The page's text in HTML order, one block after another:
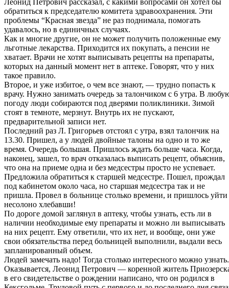
Леонид Петрович рассказал, с какими вопросами он хотел бы
обратиться к председателю комитета здравоохранения. Эти
проблемы “Красная звезда” не раз поднимала, помогать
удавалось, но в единичных случаях.
Как и многие другие, он не может получить положенные ему
льготные лекарства. Приходится их покупать, а пенсии не
хватает. Врачи не хотят выписывать рецепты на препараты,
которых на данный момент нет в аптеке. Говорят, что у них
такое правило.
Второе, и уже избитое, о чем все знают, — трудно попасть к
врачу. Нужно занимать очередь за талончиком с 6 утра. В
погоду люди собираются под дверями поликлиники. Зимой
стоят в темноте, мерзнут. Внутрь их не пускают,
предварительной записи нет.
Последний раз Л. Григорьев отстоял с утра, взял талончик на
13.30. Пришел, а у людей двойные талоны на одно и то же
время. Очередь большая. Пришлось ждать больше часа. Когда,
наконец, зашел, то врач отказалась выписать рецепт, объяснив,
что она на приеме одна и без медсестры просто не успевает.
Предложила обратиться к старшей медсестре. Пошел, прождал
под кабинетом около часа, но старшая медсестра так и не
пришла. Провел в больнице столько времени, и пришлось уйти
несолоно хлебавши!
По дороге домой заглянул в аптеку, чтобы узнать, есть ли в
наличии необходимые ему препараты и можно ли выписывать
на них рецепт. Ему ответили, что их нет, и вообще, они уже
свои обязательства перед больницей выполнили, выдали весь
запланированный объем.
Людей замечать надо! Тогда столько интересного можно узнать.
Оказывается, Леонид Петрович — коренной житель
в его свидетельстве о рождении написано, что он родился в